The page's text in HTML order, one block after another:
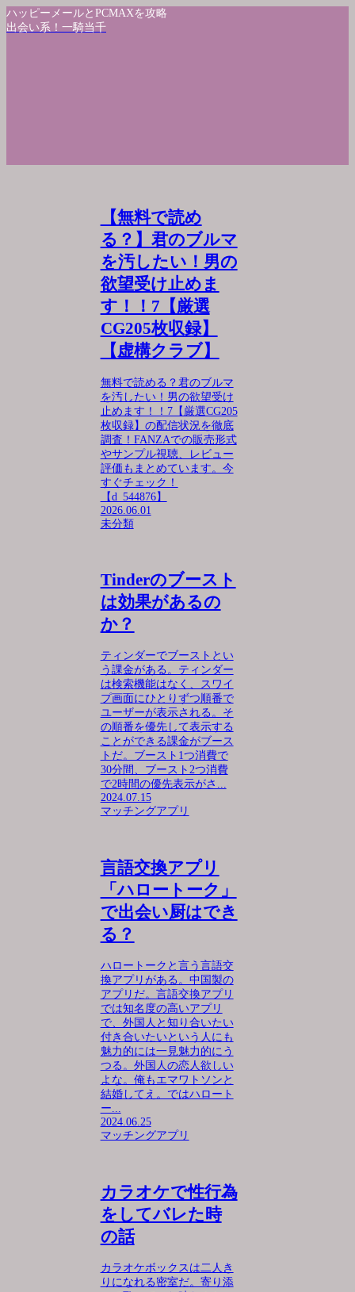
ハッピーメールとPCMAXを攻略
出会い系！一騎当千
【無料で読め
る？】君のブルマ
を汚したい！男の
欲望受け止めま
す！！7【厳選
CG205枚収録】
【虚構クラブ】
無料で読める？君のブルマ
を汚したい！男の欲望受け
止めます！！7【厳選CG205
枚収録】の配信状況を徹底
調査！FANZAでの販売形式
やサンプル視聴、レビュー
評価もまとめています。今
すぐチェック！
【d_544876】
2026.06.01
未分類
Tinderのブースト
は効果があるの
か？
ティンダーでブーストとい
う課金がある。ティンダー
は検索機能はなく、スワイ
プ画面にひとりずつ順番で
ユーザーが表示される。そ
の順番を優先して表示する
ことができる課金がブース
トだ。ブースト1つ消費で
30分間、ブースト2つ消費
で2時間の優先表示がさ...
2024.07.15
マッチングアプリ
言語交換アプリ
「ハロートーク」
で出会い厨はでき
る？
ハロートークと言う言語交
換アプリがある。中国製の
アプリだ。言語交換アプリ
では知名度の高いアプリ
で、外国人と知り合いたい
付き合いたいという人にも
魅力的には一見魅力的にう
つる。外国人の恋人欲しい
よな。俺もエマワトソンと
結婚してえ。ではハロート
ー...
2024.06.25
マッチングアプリ
カラオケで性行為
をしてバレた時
の話
カラオケボックスは二人き
りになれる密室だ。寄り添